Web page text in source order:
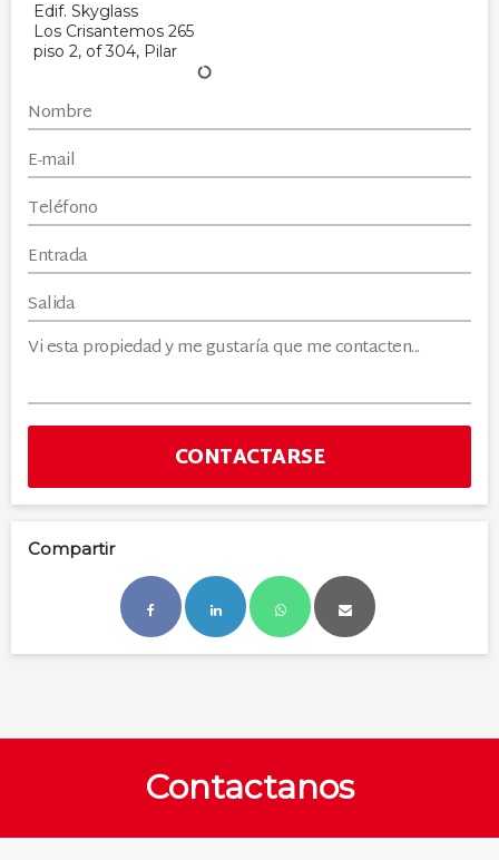
Edif. Skyglass
Los Crisantemos 265
piso 2, of 304, Pilar
CONTACTARSE
Compartir
Contactanos